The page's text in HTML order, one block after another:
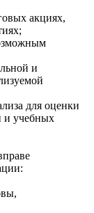
акциях,
и
для оценки
и учебных